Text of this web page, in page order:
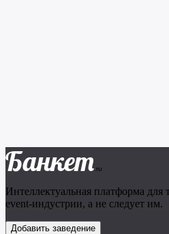
Банкет .ru
Интеллектуальная платформа для
event-индустрии, а не следует им.
Добавить заведение